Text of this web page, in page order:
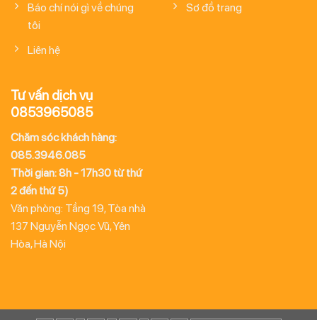
Báo chí nói gì về chúng
tôi
Liên hệ
Sơ đồ trang
Tư vấn dịch vụ
0853965085
Chăm sóc khách hàng:
085.3946.085
Thời gian: 8h - 17h30 từ thứ
2 đến thứ 5)
Văn phòng: Tầng 19, Tòa nhà
137 Nguyễn Ngọc Vũ, Yên
Hòa, Hà Nội